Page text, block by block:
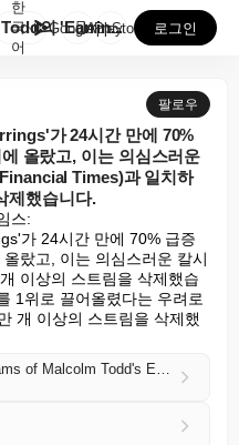
의 'Earrin...
한
국
어
GooglePlay
AppStore 로그인
팔로우
가 24시간 만에 70%
올랐고, 이는 의심스러운
Times)과 일치하
제했습니다.
스:
가 24시간 만에 70% 급증
랐고, 이는 의심스러운 칼시
이상의 스트림을 삭제했습
1위로 끌어올렸다는 우려로
개 이상의 스트림을 삭제했
Spotify removed 500K+ streams of Malcolm Todd's Earrings after a 70% surge in 24 hours sent it to #1 on Spotify USA and coincided with suspicious Kalshi wagers (Stephanie Stacey/Financial Times)